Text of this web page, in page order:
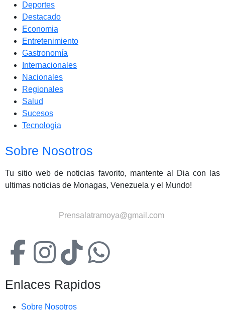
Deportes
Destacado
Economia
Entretenimiento
Gastronomía
Internacionales
Nacionales
Regionales
Salud
Sucesos
Tecnologia
Sobre Nosotros
Tu sitio web de noticias favorito, mantente al Dia con las
ultimas noticias de Monagas, Venezuela y el Mundo!
Prensalatramoya@gmail.com
Enlaces Rapidos
Sobre Nosotros